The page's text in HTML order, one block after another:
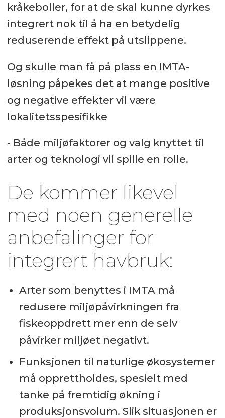
kråkeboller, for at de skal kunne dyrkes
integrert nok til å ha en betydelig
reduserende effekt på utslippene.
Og skulle man få på plass en IMTA-
løsning påpekes det at mange positive
og negative effekter vil være
lokalitetsspesifikke
- Både miljøfaktorer og valg knyttet til
arter og teknologi vil spille en rolle.
De kommer likevel
med noen generelle
anbefalinger for
integrert havbruk:
Arter som benyttes i IMTA må
redusere miljøpåvirkningen fra
fiskeoppdrett mer enn de selv
påvirker miljøet negativt.
Funksjonen til naturlige økosystemer
må opprettholdes, spesielt med
tanke på fremtidig økning i
produksjonsvolum. Slik situasjonen er